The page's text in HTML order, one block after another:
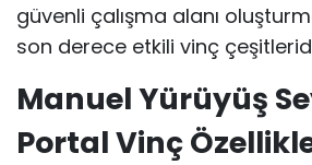
güvenli çalışma alanı
son derece etkili vinç
Manuel Yürüyüş
Portal Vinç